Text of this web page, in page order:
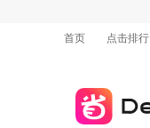
首页
点击排行